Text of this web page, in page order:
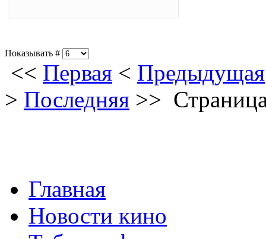
Показывать #
<< Первая < Предыдущая
> Последняя >>
Главная
Новости кино